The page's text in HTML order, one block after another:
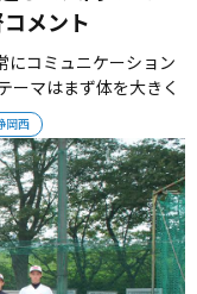
岡西
メント
にコミュニケーション
ーマはまず体を大きく
力を注いでいる。 ま
いる。 自分に今何が足
か。 技術とともに考え